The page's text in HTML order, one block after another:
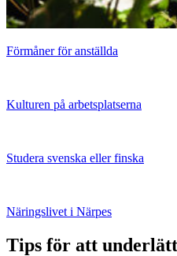
Förmåner för anställda
Kulturen på arbetsplatserna
Studera svenska eller finska
Näringslivet i Närpes
Tips för att